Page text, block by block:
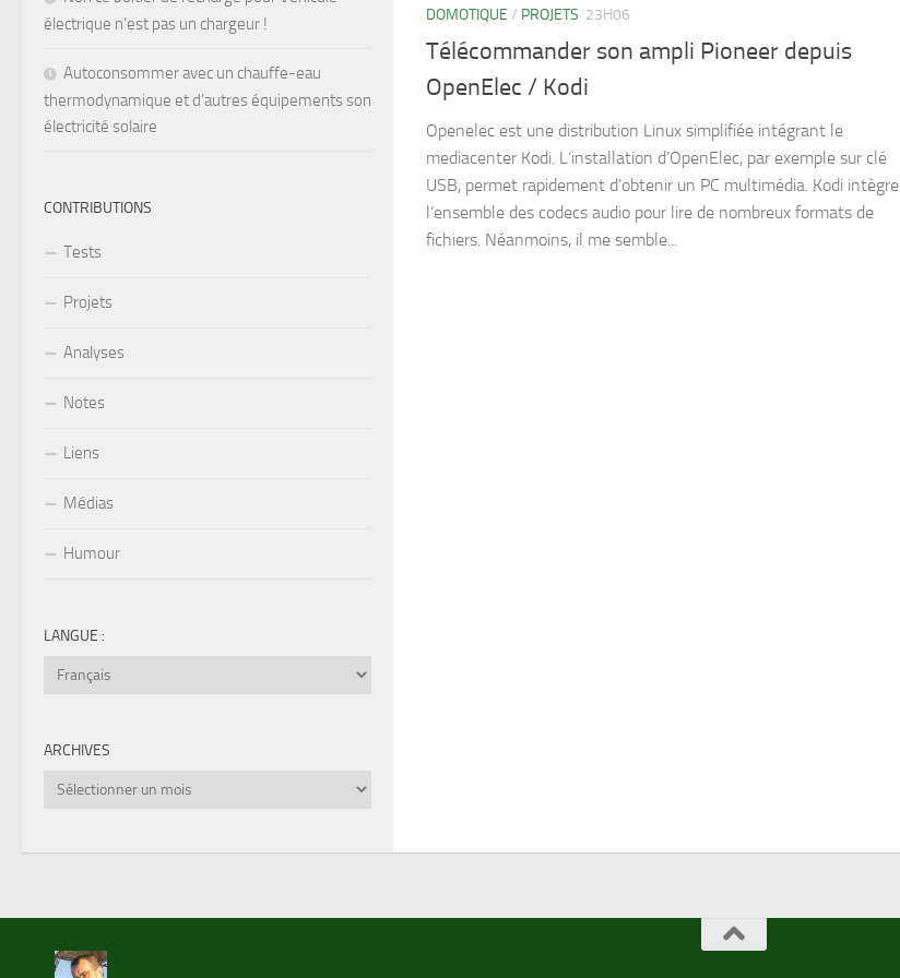
DOMOTIQUE / PROJETS 23H06
Télécommander son ampli Pioneer depuis
OpenElec / Kodi
Openelec est une distribution Linux simplifiée intégrant le
mediacenter Kodi. L’installation d’OpenElec, par exemple sur clé
USB, permet rapidement d’obtenir un PC multimédia. Kodi intègre
l’ensemble des codecs audio pour lire de nombreux formats de
fichiers. Néanmoins, il me semble...
électrique n’est pas un chargeur !
Autoconsommer avec un chauffe-eau
thermodynamique et d’autres équipements son
électricité solaire
CONTRIBUTIONS
Tests
Projets
Analyses
Notes
Liens
Médias
Humour
LANGUE :
ARCHIVES
Archives